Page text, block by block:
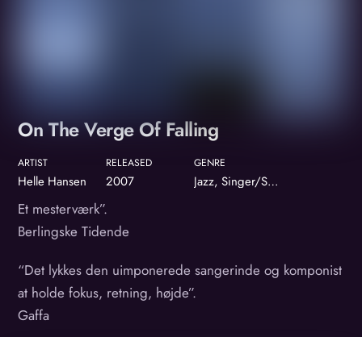
On The Verge Of Falling
ARTIST
Helle Hansen
RELEASED
2007
GENRE
Jazz, Singer/Songwriter
Et mesterværk”.
Berlingske Tidende
“Det lykkes den uimponerede sangerinde og komponist
at holde fokus, retning, højde”.
Gaffa